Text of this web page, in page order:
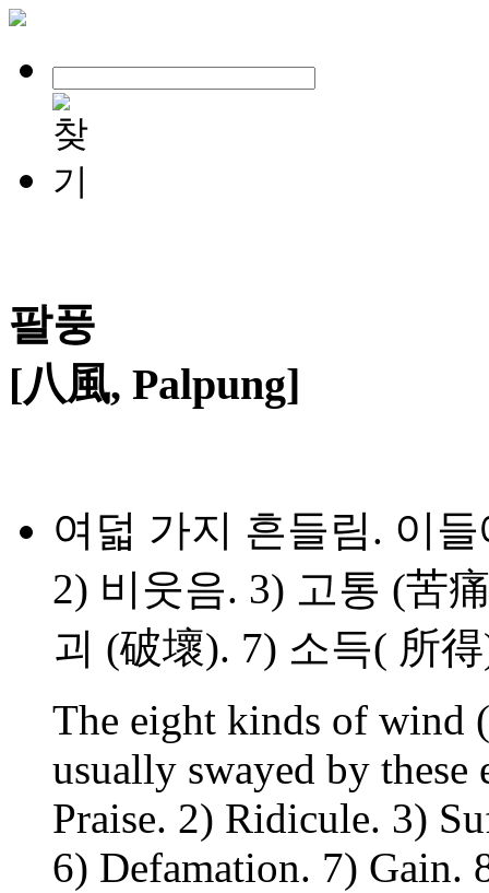
팔풍
[八風, Palpung]
여덟 가지 흔들림. 이
2) 비웃음. 3) 고통 (苦
괴 (破壞). 7) 소득( 所
The eight kinds of wind
usually swayed by
Praise. 2) Ridicule. 3)
6) Defamation. 7) Gain.